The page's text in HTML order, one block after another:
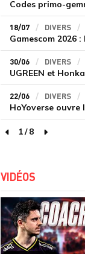
18/07 DIVERS
30/06 DIVERS
22/06 DIVERS
page précédente
1/8
page
VIDÉOS